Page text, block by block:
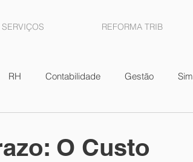
SERVIÇOS REFORMA TRIB
RH Contabilidade Gestão
O Custo